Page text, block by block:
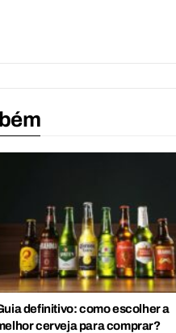
definitivo: como escolher a
cerveja para comprar?